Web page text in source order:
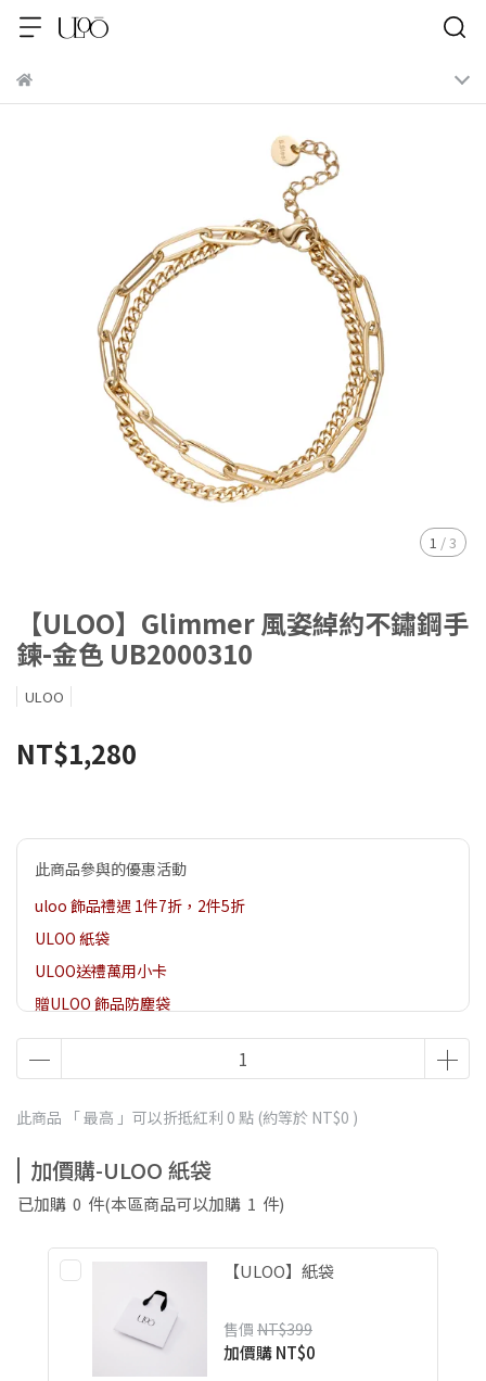
1 /3
【ULOO】Glimmer 風姿綽約不鏽鋼手
鍊-金色 UB2000310
ULOO
NT$1,280
此商品參與的優惠活動
uloo 飾品禮遇 1件7折，2件5折
ULOO 紙袋
ULOO送禮萬用小卡
贈ULOO 飾品防塵袋
贈ULOO 項鍊/手鍊飾品盒
此商品 「 最高 」可以折抵紅利 0 點 (約等於 NT$0 )
加價購-ULOO 紙袋
已加購 0 件(本區商品可以加購 1 件)
【ULOO】紙袋
售價 NT$399
加價購NT$0